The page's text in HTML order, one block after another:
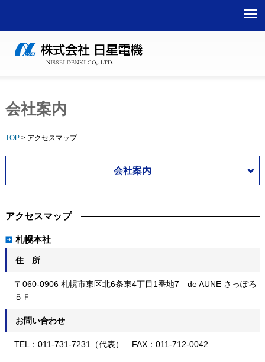
TOP> アクセスマップ
会社案内
札幌本社
住 所
〒060-0906 札幌市東区北6条東4丁目1番地7 de AUNE さっぽろ
５Ｆ
お問い合わせ
TEL：011-731-7231（代表） FAX：011-712-0042